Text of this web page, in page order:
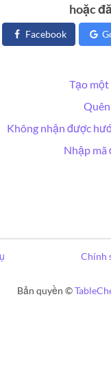
hoặc
Facebook
Tạo
Không nhận được
Nhập mã
Chính
Bản quyền ©